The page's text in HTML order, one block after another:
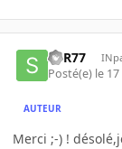
SoR77
Posté(e) le
AUTEUR
Merci ;-) !